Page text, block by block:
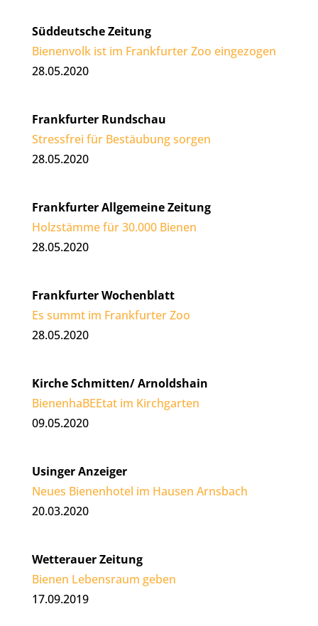
Süddeutsche Zeitung
Bienenvolk ist im Frankfurter Zoo eingezogen
28.05.2020
Frankfurter Rundschau
Stressfrei für Bestäubung sorgen
28.05.2020
Frankfurter Allgemeine Zeitung
Holzstämme für 30.000 Bienen
28.05.2020
Frankfurter Wochenblatt
Es summt im Frankfurter Zoo
28.05.2020
Kirche Schmitten/ Arnoldshain
BienenhaBEEtat im Kirchgarten
09.05.2020
Usinger Anzeiger
Neues Bienenhotel im Hausen Arnsbach
20.03.2020
Wetterauer Zeitung
Bienen Lebensraum geben
17.09.2019